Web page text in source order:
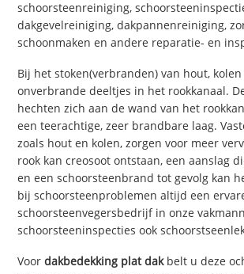
schoorsteenreiniging,
dakgevelreiniging, dakpannenreiniging,
schoonmaken en andere reparatie- en
Bij het stoken(verbranden) van hout,
onverbrande deeltjes in het rookkanaal.
hechten zich aan de wand van het
een teerachtige, zeer brandbare laag.
zoals hout en kolen, zorgen voor meer
rook kan creosoot ontstaan, een aanslag
en een schoorsteenbrand tot gevolg kan
bij schoorsteenproblemen altijd een
schoorsteenvegersbedrijf in onze
schoorsteeninspecties ook
Voordakbedekking plat dakbelt u deze